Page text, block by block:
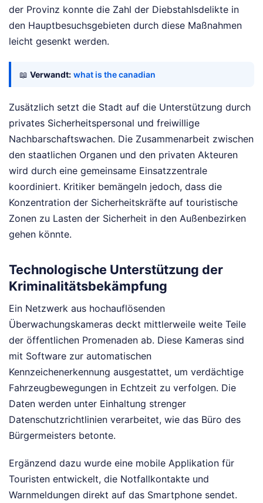
der Provinz konnte die Zahl der Diebstahlsdelikte in
den Hauptbesuchsgebieten durch diese Maßnahmen
leicht gesenkt werden.
📖 Verwandt: what is the canadian
Zusätzlich setzt die Stadt auf die Unterstützung durch
privates Sicherheitspersonal und freiwillige
Nachbarschaftswachen. Die Zusammenarbeit zwischen
den staatlichen Organen und den privaten Akteuren
wird durch eine gemeinsame Einsatzzentrale
koordiniert. Kritiker bemängeln jedoch, dass die
Konzentration der Sicherheitskräfte auf touristische
Zonen zu Lasten der Sicherheit in den Außenbezirken
gehen könnte.
Technologische Unterstützung der
Kriminalitätsbekämpfung
Ein Netzwerk aus hochauflösenden
Überwachungskameras deckt mittlerweile weite Teile
der öffentlichen Promenaden ab. Diese Kameras sind
mit Software zur automatischen
Kennzeichenerkennung ausgestattet, um verdächtige
Fahrzeugbewegungen in Echtzeit zu verfolgen. Die
Daten werden unter Einhaltung strenger
Datenschutzrichtlinien verarbeitet, wie das Büro des
Bürgermeisters betonte.
Ergänzend dazu wurde eine mobile Applikation für
Touristen entwickelt, die Notfallkontakte und
Warnmeldungen direkt auf das Smartphone sendet.